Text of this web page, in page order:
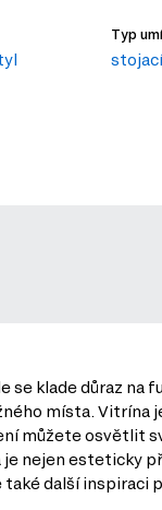
Typ
stojací
klade důraz na
místa.
můžete osvětlit
nejen esteticky
další inspiraci